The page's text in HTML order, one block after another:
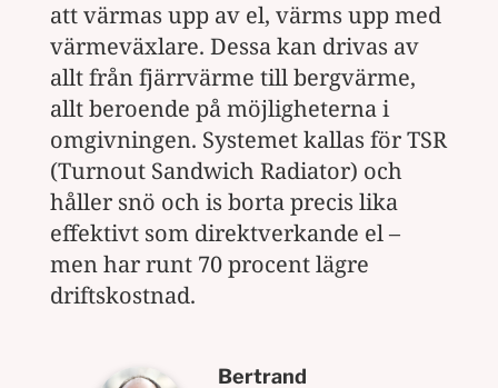
att värmas upp av el, värms upp med
värmeväxlare. Dessa kan drivas av
allt från fjärrvärme till bergvärme,
allt beroende på möjligheterna i
omgivningen. Systemet kallas för TSR
(Turnout Sandwich Radiator) och
håller snö och is borta precis lika
effektivt som direktverkande el –
men har runt 70 procent lägre
driftskostnad.
Bertrand